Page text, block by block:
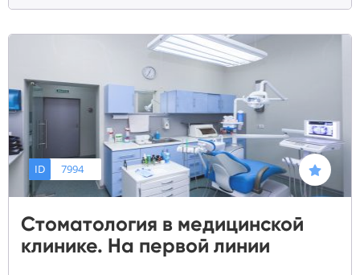
ID 7994
Стоматология в медицинской
клинике. На первой линии